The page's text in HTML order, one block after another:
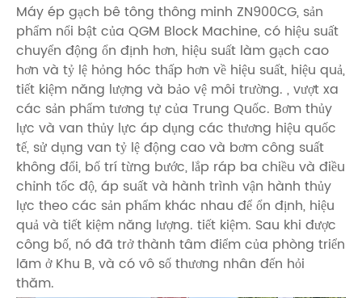
Máy ép gạch bê tông thông minh ZN900CG, sản
phẩm nổi bật của QGM Block Machine, có hiệu suất
chuyển động ổn định hơn, hiệu suất làm gạch cao
hơn và tỷ lệ hỏng hóc thấp hơn về hiệu suất, hiệu quả,
tiết kiệm năng lượng và bảo vệ môi trường. , vượt xa
các sản phẩm tương tự của Trung Quốc. Bơm thủy
lực và van thủy lực áp dụng các thương hiệu quốc
tế, sử dụng van tỷ lệ động cao và bơm công suất
không đổi, bố trí từng bước, lắp ráp ba chiều và điều
chỉnh tốc độ, áp suất và hành trình vận hành thủy
lực theo các sản phẩm khác nhau để ổn định, hiệu
quả và tiết kiệm năng lượng. tiết kiệm. Sau khi được
công bố, nó đã trở thành tâm điểm của phòng triển
lãm ở Khu B, và có vô số thương nhân đến hỏi
thăm.